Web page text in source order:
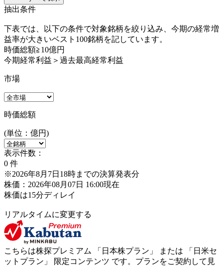
抽出条件
下表では、以下の条件で対象銘柄を絞り込み、今期の経常増
益率が大きいベスト100銘柄を記しています。
時価総額≧10億円
今期経常利益＞過去最高経常利益
市場
時価総額
(単位：億円)
表示件数：
0 件
※2026年8月7日18時までの決算発表分
株価：2026年08月07日 16:00現在
株価は15分ディレイ
リアルタイムに変更する
こちらは株探プレミアム 「 日本株プラン 」 または 「 日米セ
ットプラン 」 限定コンテンツ です。プランをご契約して見